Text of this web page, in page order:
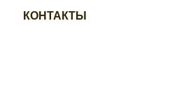
КОНТАКТЫ